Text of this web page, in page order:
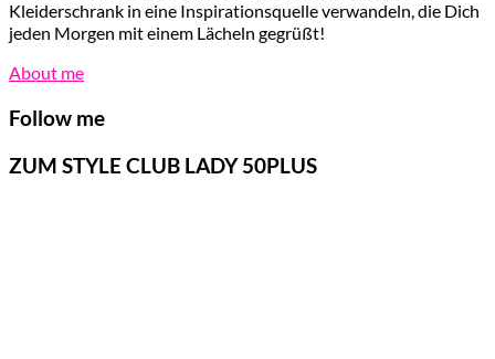
Kleiderschrank in eine Inspirationsquelle verwandeln, die Dich
jeden Morgen mit einem Lächeln gegrüßt!
About me
Follow me
ZUM STYLE CLUB LADY 50PLUS